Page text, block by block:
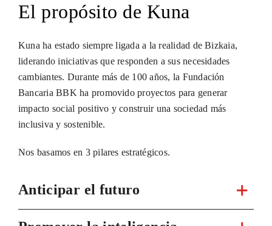
El propósito de Kuna
Kuna ha estado siempre ligada a la realidad de Bizkaia,
liderando iniciativas que responden a sus necesidades
cambiantes. Durante más de 100 años, la Fundación
Bancaria BBK ha promovido proyectos para generar
impacto social positivo y construir una sociedad más
inclusiva y sostenible.
Nos basamos en 3 pilares estratégicos.
Anticipar el futuro